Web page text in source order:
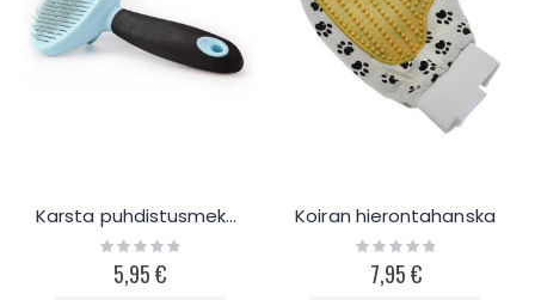
Karsta puhdistusmekanismilla
Rating:
0%5,95 €
Koiran hierontahanska
Rating:
0%7,95 €